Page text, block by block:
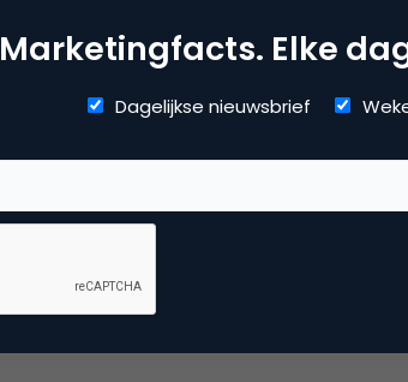
e-business
Marketingfacts. Elke
Dagelijkse nieuwsbrief